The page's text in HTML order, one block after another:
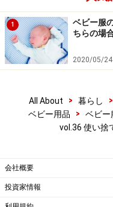
1
ベビー服
ちらの場
2020/05/24
All About > 暮らし >
ベビー用品
> ベビー
vol.36 使い捨
会社概要
投資家情報